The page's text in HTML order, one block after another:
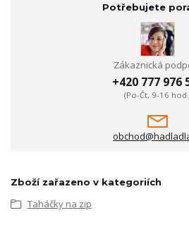
Potřebujete
Zákaznická
+420 777 976
(Po-Čt, 9-16
Zboží zařazeno v kategoriích
Taháčky na zip